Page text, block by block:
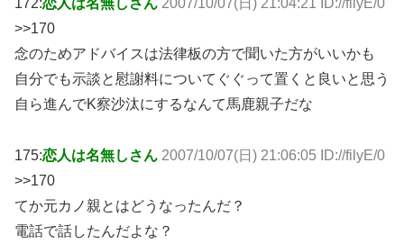
172:恋人は名無しさん 2007/10/07(日) 21:04:21 ID://filyE/0
>>170
念のためアドバイスは法律板の方で聞いた方がいいかも
自分でも示談と慰謝料についてぐぐって置くと良いと思う
自ら進んでK察沙汰にするなんて馬鹿親子だな
175:恋人は名無しさん 2007/10/07(日) 21:06:05 ID://filyE/0
>>170
てか元カノ親とはどうなったんだ？
電話で話したんだよな？